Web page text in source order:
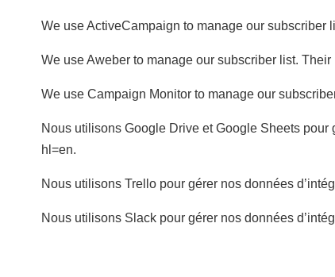
We use ActiveCampaign to manage our subscriber
We use Aweber to manage our subscriber list.
We use Campaign Monitor to manage our
Nous utilisons Google Drive et Google Sheets
hl=en.
Nous utilisons Trello pour gérer nos données
Nous utilisons Slack pour gérer nos données